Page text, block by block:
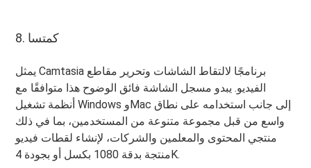
8. كمتسا
يمثل Camtasia برنامجًا لالتقاط الشاشات وتحرير مقاطع
الفيديو. يبدو مسجل الشاشة فائق الوضوح هذا متوافقًا مع
أنظمة تشغيل Windows وMac إلى جانب استخدامه على نطاق
واسع من قبل مجموعة متنوعة من المستخدمين، بما في ذلك
منتجي المحتوى والمعلمين والشركات، لإنشاء لقطات فيديو
منتجة بدقة 1080 بكسل أو بجودة 4K.